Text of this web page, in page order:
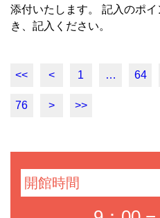
添付いたします。 記入のポ
き、記入ください。
<< < 1 … 64
76 > >>
開館時間